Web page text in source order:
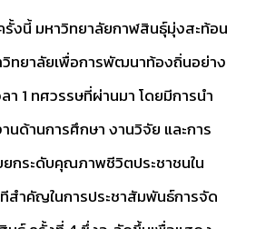
นี้ มหาวิทยาลัยกาฬสินธุ์มุ่งสะท้อน
วิทยาลัยเพื่อการพัฒนาท้องถิ่นอย่าง
า 1 ทศวรรษที่ผ่านมา โดยมีการนำ
นด้านการศึกษา งานวิจัย และการ
กระดับคุณภาพชีวิตประชาชนใน
สำคัญในการประชาสัมพันธ์การจัด